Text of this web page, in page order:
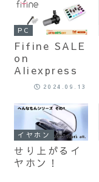
PC
Fifine SALE
on
Aliexpress
2024.09.13
イヤホン
せり上がるイ
ヤホン！